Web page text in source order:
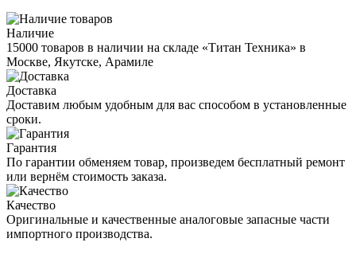
Наличие
15000 товаров в наличии на складе «Титан Техника» в
Москве, Якутске, Арамиле
Доставка
Доставим любым удобным для вас способом в установленные
сроки.
Гарантия
По гарантии обменяем товар, произведем бесплатный ремонт
или вернём стоимость заказа.
Качество
Оригинальные и качественные аналоговые запасные части
импортного производства.